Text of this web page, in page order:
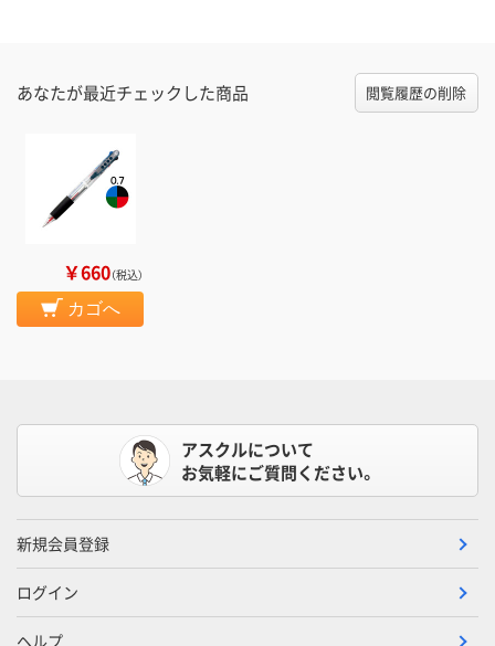
あなたが最近チェックした商品 閲覧履歴の削除
￥660（税込）
カゴへ
アスクルについて
お気軽にご質問ください。
新規会員登録
ログイン
ヘルプ